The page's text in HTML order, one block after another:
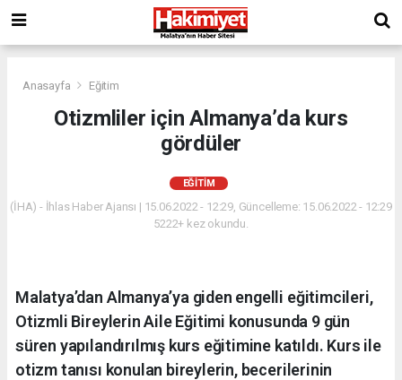
Anasayfa Eğitim
Otizmliler için Almanya’da kurs
gördüler
EĞITIM
(İHA) - İhlas Haber Ajansı | 15.06.2022 - 12:29, Güncelleme: 15.06.2022 - 12:29
5222+ kez okundu.
Malatya’dan Almanya’ya giden engelli eğitimcileri,
Otizmli Bireylerin Aile Eğitimi konusunda 9 gün
süren yapılandırılmış kurs eğitimine katıldı. Kurs ile
otizm tanısı konulan bireylerin, becerilerinin